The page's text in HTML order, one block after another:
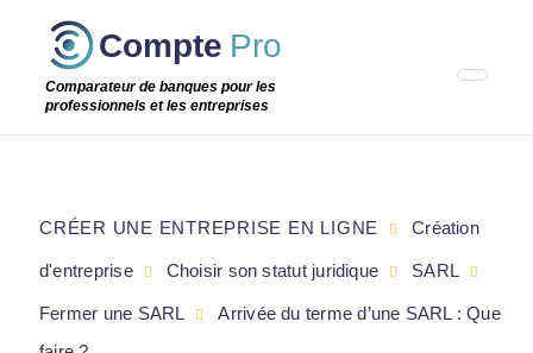
Passer
étape
Compte Pro
Comparateur de banques pour les
professionnels et les entreprises
CRÉER UNE ENTREPRISE EN LIGNE Création
d'entreprise Choisir son statut juridique SARL
Fermer une SARL
Arrivée du terme d’une SARL : Que